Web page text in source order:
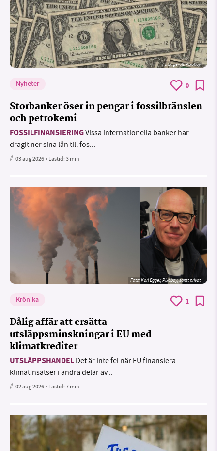
Foto:geralt/Pixabay
Nyheter 0
Storbanker öser in pengar i fossilbränslen
och petrokemi
FOSSILFINANSIERINGVissa internationella banker har
dragit ner sina lån till fos...
03 aug 2026• Lästid:3 min
Foto:Karl Egger, Pixabay, samt privat
Krönika 1
Dålig affär att ersätta
utsläppsminskningar i EU med
klimatkrediter
UTSLÄPPSHANDEL Det är inte fel när EU finansiera
klimatinsatser i andra delar av...
02 aug 2026• Lästid:7 min